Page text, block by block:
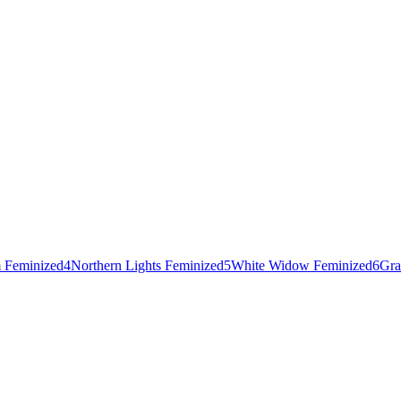
Feminized4Northern Lights Feminized5White Widow Feminized6